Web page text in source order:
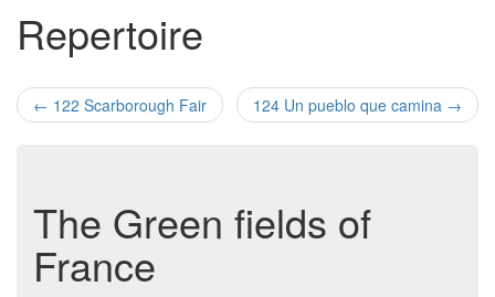
Repertoire
← 122 Scarborough Fair 124 Un pueblo que camina →
The Green fields of
France